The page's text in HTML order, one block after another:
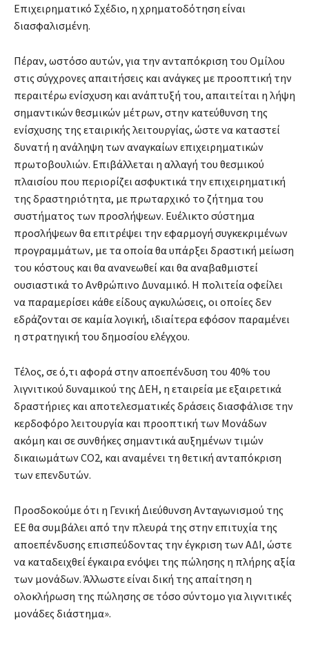
Επιχειρηματικό Σχέδιο, η χρηματοδότηση είναι
διασφαλισμένη.
Πέραν, ωστόσο αυτών, για την ανταπόκριση του Ομίλου
στις σύγχρονες απαιτήσεις και ανάγκες με προοπτική την
περαιτέρω ενίσχυση και ανάπτυξή του, απαιτείται η λήψη
σημαντικών θεσμικών μέτρων, στην κατεύθυνση της
ενίσχυσης της εταιρικής λειτουργίας, ώστε να καταστεί
δυνατή η ανάληψη των αναγκαίων επιχειρηματικών
πρωτοβουλιών. Επιβάλλεται η αλλαγή του θεσμικού
πλαισίου που περιορίζει ασφυκτικά την επιχειρηματική
της δραστηριότητα, με πρωταρχικό το ζήτημα του
συστήματος των προσλήψεων. Ευέλικτο σύστημα
προσλήψεων θα επιτρέψει την εφαρμογή συγκεκριμένων
προγραμμάτων, με τα οποία θα υπάρξει δραστική μείωση
του κόστους και θα ανανεωθεί και θα αναβαθμιστεί
ουσιαστικά το Ανθρώπινο Δυναμικό. Η πολιτεία οφείλει
να παραμερίσει κάθε είδους αγκυλώσεις, οι οποίες δεν
εδράζονται σε καμία λογική, ιδιαίτερα εφόσον παραμένει
η στρατηγική του δημοσίου ελέγχου.
Τέλος, σε ό,τι αφορά στην αποεπένδυση του 40% του
λιγνιτικού δυναμικού της ΔEH, η εταιρεία με εξαιρετικά
δραστήριες και αποτελεσματικές δράσεις διασφάλισε την
κερδοφόρο λειτουργία και προοπτική των Μονάδων
ακόμη και σε συνθήκες σημαντικά αυξημένων τιμών
δικαιωμάτων CO2, και αναμένει τη θετική ανταπόκριση
των επενδυτών.
Προσδοκούμε ότι η Γενική Διεύθυνση Ανταγωνισμού της
ΕΕ θα συμβάλει από την πλευρά της στην επιτυχία της
αποεπένδυσης επισπεύδοντας την έγκριση των ΑΔΙ, ώστε
να καταδειχθεί έγκαιρα ενόψει της πώλησης η πλήρης αξία
των μονάδων. Άλλωστε είναι δική της απαίτηση η
ολοκλήρωση της πώλησης σε τόσο σύντομο για λιγνιτικές
μονάδες διάστημα».